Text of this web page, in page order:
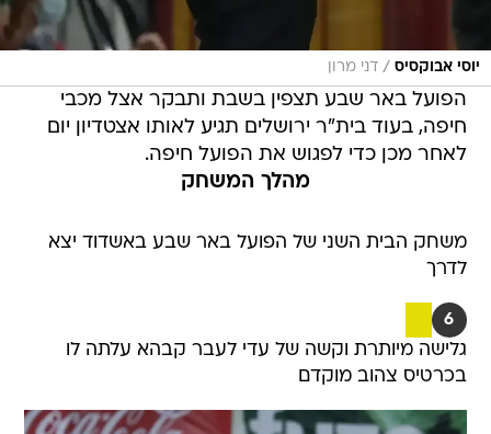
יוסי אבוקסיס / דני מרון
הפועל באר שבע תצפין בשבת ותבקר אצל מכבי
חיפה, בעוד בית"ר ירושלים תגיע לאותו אצטדיון יום
לאחר מכן כדי לפגוש את הפועל חיפה.
מהלך המשחק
משחק הבית השני של הפועל באר שבע באשדוד יצא
לדרך
6
גלישה מיותרת וקשה של עדי לעבר קבהא עלתה לו
בכרטיס צהוב מוקדם